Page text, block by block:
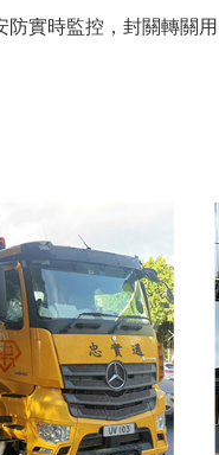
實時監控，封關轉關